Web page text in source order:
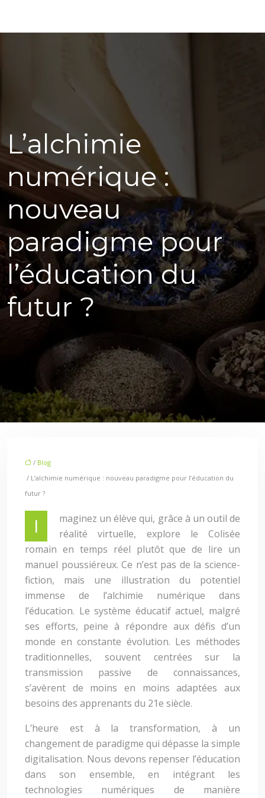
L’alchimie
numérique :
nouveau
paradigme pour
l’éducation du
futur ?
/ Blog
/ L’alchimie numérique : nouveau paradigme pour l’éducation du
futur ?
I
maginez un élève qui, grâce à un outil de
réalité virtuelle, explore le Colisée
romain en temps réel plutôt que de lire un
manuel poussiéreux. Ce n’est pas de la science-
fiction, mais une illustration du potentiel
immense de l’alchimie numérique dans
l’éducation. Le système éducatif actuel, malgré
ses efforts, peine à répondre aux défis d’un
monde en constante évolution. Les méthodes
traditionnelles, souvent centrées sur la
transmission passive de connaissances,
s’avèrent de moins en moins adaptées aux
besoins des apprenants du 21e siècle.
L’heure est à la transformation, à un
changement de paradigme qui dépasse la simple
digitalisation. Nous devons repenser l’éducation
dans son ensemble, en intégrant les
technologies numériques de manière